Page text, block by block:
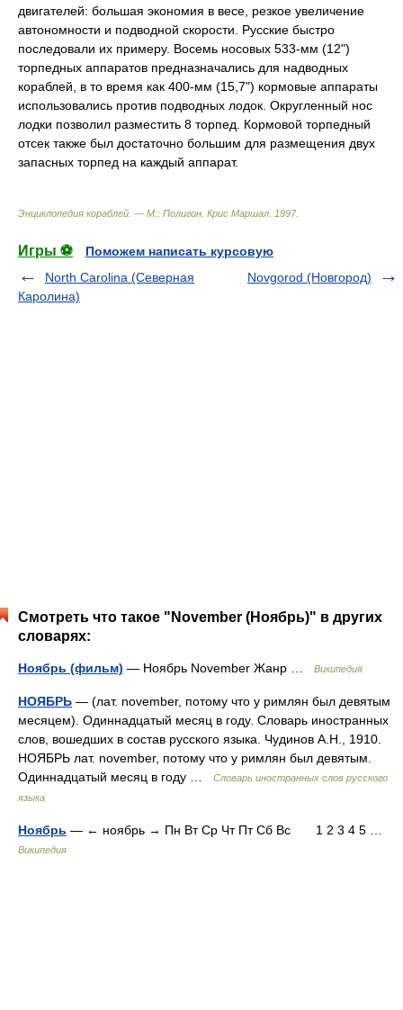
двигателей: большая экономия в весе, резкое увеличение
автономности и подводной скорости. Русские быстро
последовали их примеру. Восемь носовых 533-мм (12")
торпедных аппаратов предназначались для надводных
кораблей, в то время как 400-мм (15,7") кормовые аппараты
использовались против подводных лодок. Округленный нос
лодки позволил разместить 8 торпед. Кормовой торпедный
отсек также был достаточно большим для размещения двух
запасных торпед на каждый аппарат.
Энциклопедия кораблей. — М.: Полигон Крис Маршал 1997.
Игры ⚽
Поможем написать курсовую
North Carolina (Северная
Каролина)
Novgorod (Новгород)
Смотреть что такое "November (Ноябрь)" в других
словарях:
Ноябрь (фильм) — Ноябрь November Жанр … Википедия
НОЯБРЬ — (лат. november, потому что у римлян был девятым
месяцем). Одиннадцатый месяц в году. Словарь иностранных
слов, вошедших в состав русского языка. Чудинов А.Н., 1910.
НОЯБРЬ лат. november, потому что у римлян был девятым.
Одиннадцатый месяц в году …
Словарь иностранных слов русского
языка
Ноябрь — ← ноябрь → Пн Вт Ср Чт Пт Сб Вс 1 2 3 4 5 …
Википедия